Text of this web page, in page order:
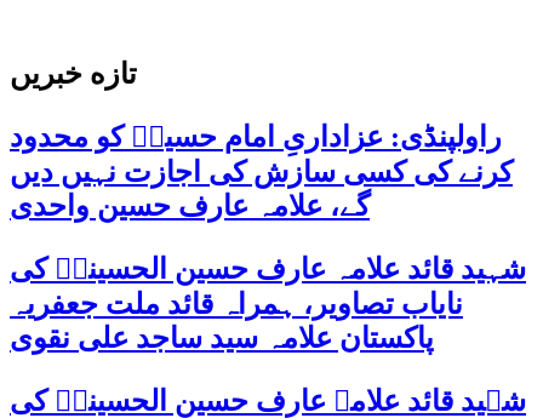
تازه خبریں
راولپنڈی: عزاداریِ امام حسینؑ کو محدود
کرنے کی کسی سازش کی اجازت نہیں دیں
گے، علامہ عارف حسین واحدی
شہید قائد علامہ عارف حسین الحسینیؒ کی
نایاب تصاویر، ہمراہ قائد ملت جعفریہ
پاکستان علامہ سید ساجد علی نقوی
شہید قائد علامہ عارف حسین الحسینیؒ کی